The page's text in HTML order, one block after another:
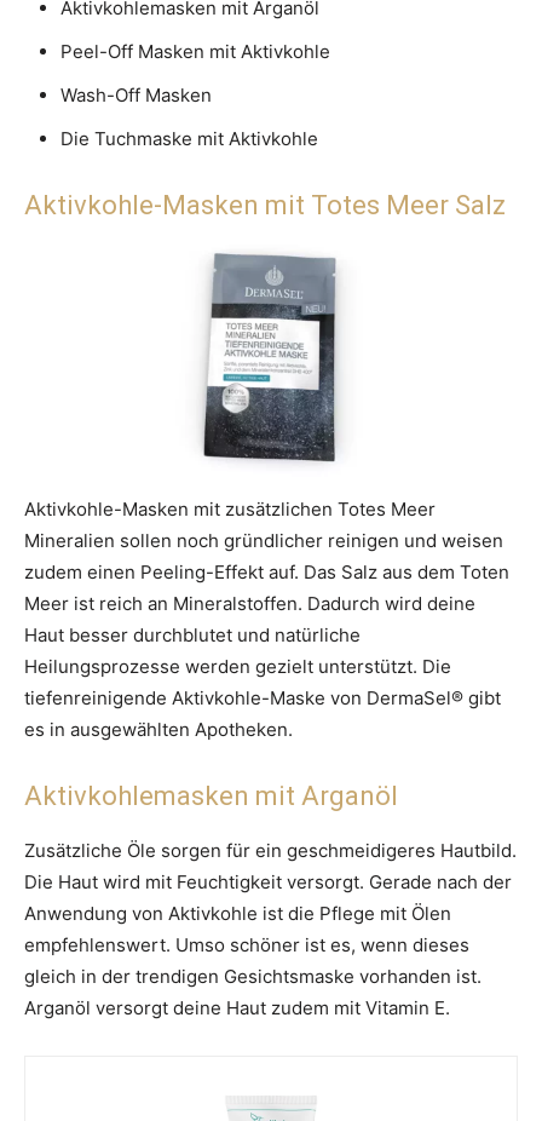
Aktivkohlemasken mit Arganöl
Peel-Off Masken mit Aktivkohle
Wash-Off Masken
Die Tuchmaske mit Aktivkohle
Aktivkohle-Masken mit Totes Meer Salz
Aktivkohle-Masken mit zusätzlichen Totes Meer
Mineralien sollen noch gründlicher reinigen und weisen
zudem einen Peeling-Effekt auf. Das Salz aus dem Toten
Meer ist reich an Mineralstoffen. Dadurch wird deine
Haut besser durchblutet und natürliche
Heilungsprozesse werden gezielt unterstützt. Die
tiefenreinigende Aktivkohle-Maske von DermaSel® gibt
es in ausgewählten Apotheken.
Aktivkohlemasken mit Arganöl
Zusätzliche Öle sorgen für ein geschmeidigeres Hautbild.
Die Haut wird mit Feuchtigkeit versorgt. Gerade nach der
Anwendung von Aktivkohle ist die Pflege mit Ölen
empfehlenswert. Umso schöner ist es, wenn dieses
gleich in der trendigen Gesichtsmaske vorhanden ist.
Arganöl versorgt deine Haut zudem mit Vitamin E.